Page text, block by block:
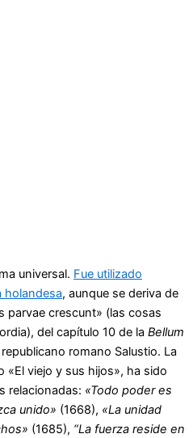
universal. Fue utilizado
holandesa, aunque se deriva de
parvae crescunt» (las cosas
del capítulo 10 de la Bellum
romano Salustio.​ La
«El viejo y sus hijos», ha sido
relacionadas: «Todo poder es
unido» (1668), ​ «La unidad
(1685), “La fuerza reside en